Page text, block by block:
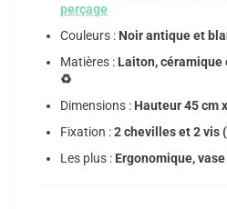
perçage
Couleurs : Noir antique et
Matières : Laiton,
♻️
Dimensions : Hauteur 45 cm
Fixation :2 chevilles et 2 vis
Les plus : Ergonomique,